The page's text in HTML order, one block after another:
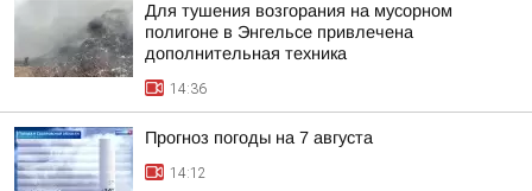
Для тушения возгорания на мусорном
полигоне в Энгельсе привлечена
дополнительная техника
14:36
Прогноз погоды на 7 августа
14:12